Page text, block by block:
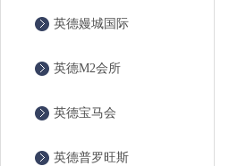
英德嫚城国际
英德M2会所
英德宝马会
英德普罗旺斯